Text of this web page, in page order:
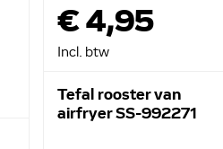
€ 4,95
Incl. btw
Tefal rooster van
airfryer SS-992271